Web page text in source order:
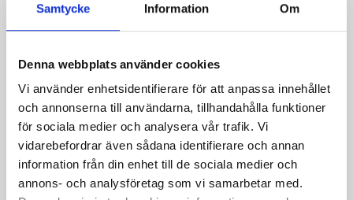
Samtycke Information Om
Denna webbplats använder cookies
Vi använder enhetsidentifierare för att anpassa innehållet
och annonserna till användarna, tillhandahålla funktioner
för sociala medier och analysera vår trafik. Vi
vidarebefordrar även sådana identifierare och annan
information från din enhet till de sociala medier och
annons- och analysföretag som vi samarbetar med.